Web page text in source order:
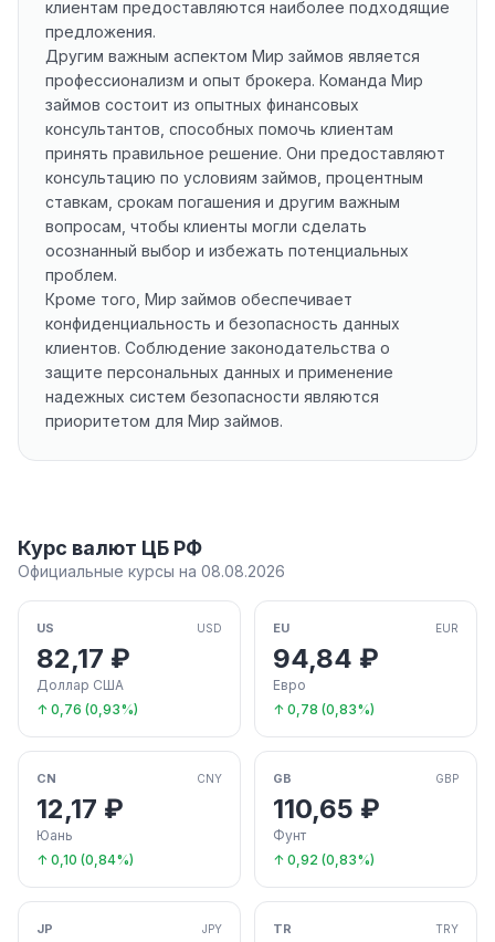
клиентам предоставляются наиболее подходящие
предложения.
Другим важным аспектом Мир займов является
профессионализм и опыт брокера. Команда Мир
займов состоит из опытных финансовых
консультантов, способных помочь клиентам
принять правильное решение. Они предоставляют
консультацию по условиям займов, процентным
ставкам, срокам погашения и другим важным
вопросам, чтобы клиенты могли сделать
осознанный выбор и избежать потенциальных
проблем.
Кроме того, Мир займов обеспечивает
конфиденциальность и безопасность данных
клиентов. Соблюдение законодательства о
защите персональных данных и применение
надежных систем безопасности являются
приоритетом для Мир займов.
Курс валют ЦБ РФ
Официальные курсы на 08.08.2026
US USD
82,17 ₽
Доллар США
↑ 0,76 (0,93%)
EU EUR
94,84 ₽
Евро
↑ 0,78 (0,83%)
CN CNY
12,17 ₽
Юань
↑ 0,10 (0,84%)
GB GBP
110,65 ₽
Фунт
↑ 0,92 (0,83%)
JP JPY TR TRY